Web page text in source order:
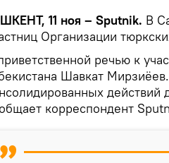
11 ноя – Sputnik. В
Организации
речью к
Шавкат
корреспондент